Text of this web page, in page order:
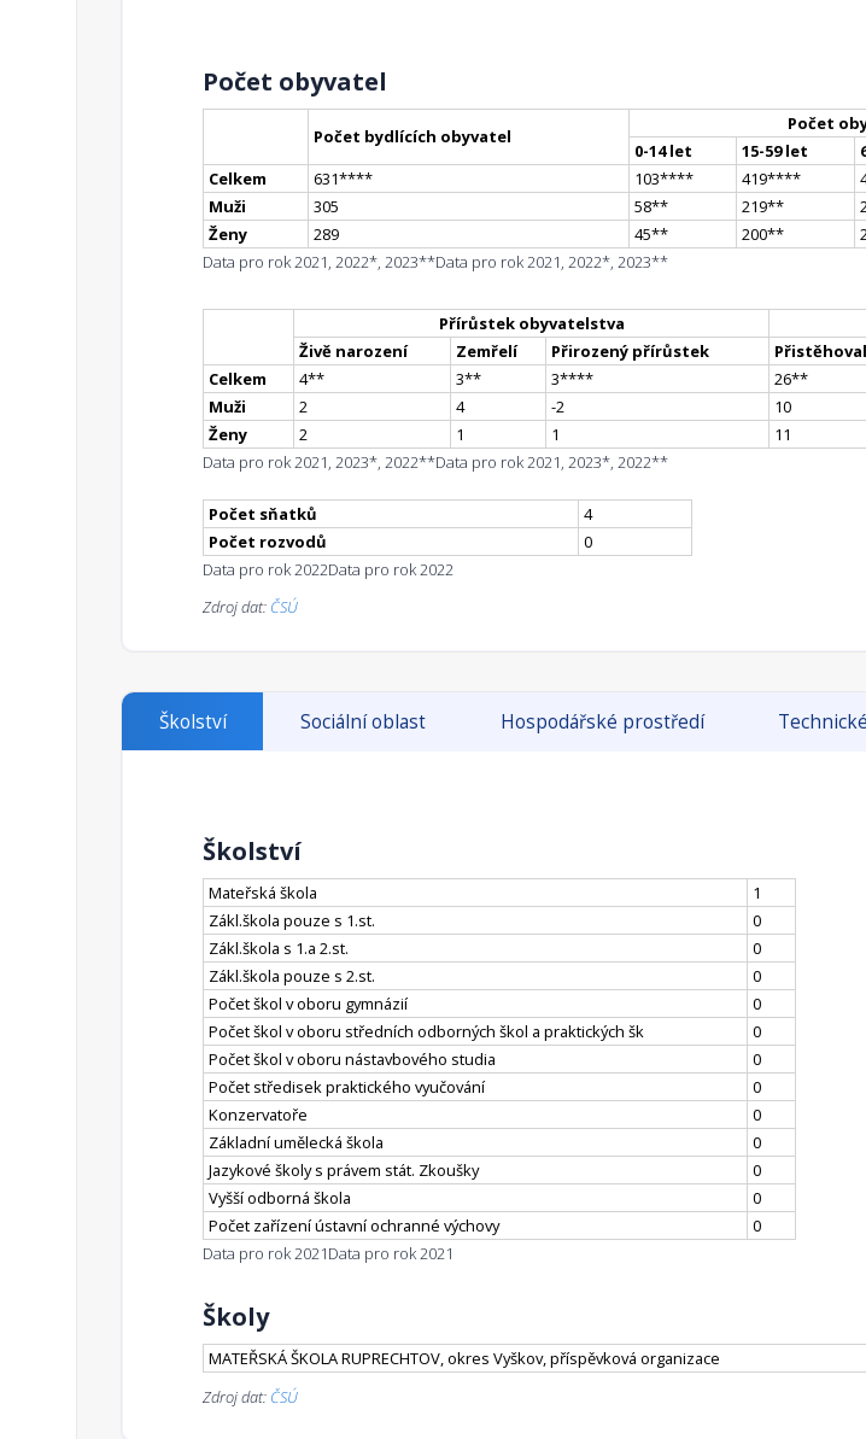
Počet obyvatel
Počet bydlících obyvatel
Počet
0-14 let 15-59 let
Celkem
631**** 103**** 419****
Muži
305 58** 219**
Ženy
289 45** 200**
Data pro rok 2021, 2022*, 2023**Data pro rok 2021, 2022*, 2023**
Přírůstek obyvatelstva
Živě narození Zemřelí Přirozený přírůstek
Celkem
4** 3** 3**** 26**
Muži
2 4 -2 10
Ženy
2 1 1 11
Data pro rok 2021, 2023*, 2022**Data pro rok 2021, 2023*, 2022**
Počet sňatků
4
Počet rozvodů
0
Data pro rok 2022Data pro rok 2022
Zdroj dat: ČSÚ
Školství Sociální oblast Hospodářské prostředí
Školství
Mateřská škola
1
Zákl.škola pouze s 1.st.
0
Zákl.škola s 1.a 2.st.
0
Zákl.škola pouze s 2.st.
0
Počet škol v oboru gymnázií
0
Počet škol v oboru středních odborných škol a praktických šk
0
Počet škol v oboru nástavbového studia
0
Počet středisek praktického vyučování
0
Konzervatoře
0
Základní umělecká škola
0
Jazykové školy s právem stát. Zkoušky
0
Vyšší odborná škola
0
Počet zařízení ústavní ochranné výchovy
0
Data pro rok 2021Data pro rok 2021
Školy
MATEŘSKÁ ŠKOLA RUPRECHTOV, okres Vyškov, příspěvková organizace
Zdroj dat: ČSÚ